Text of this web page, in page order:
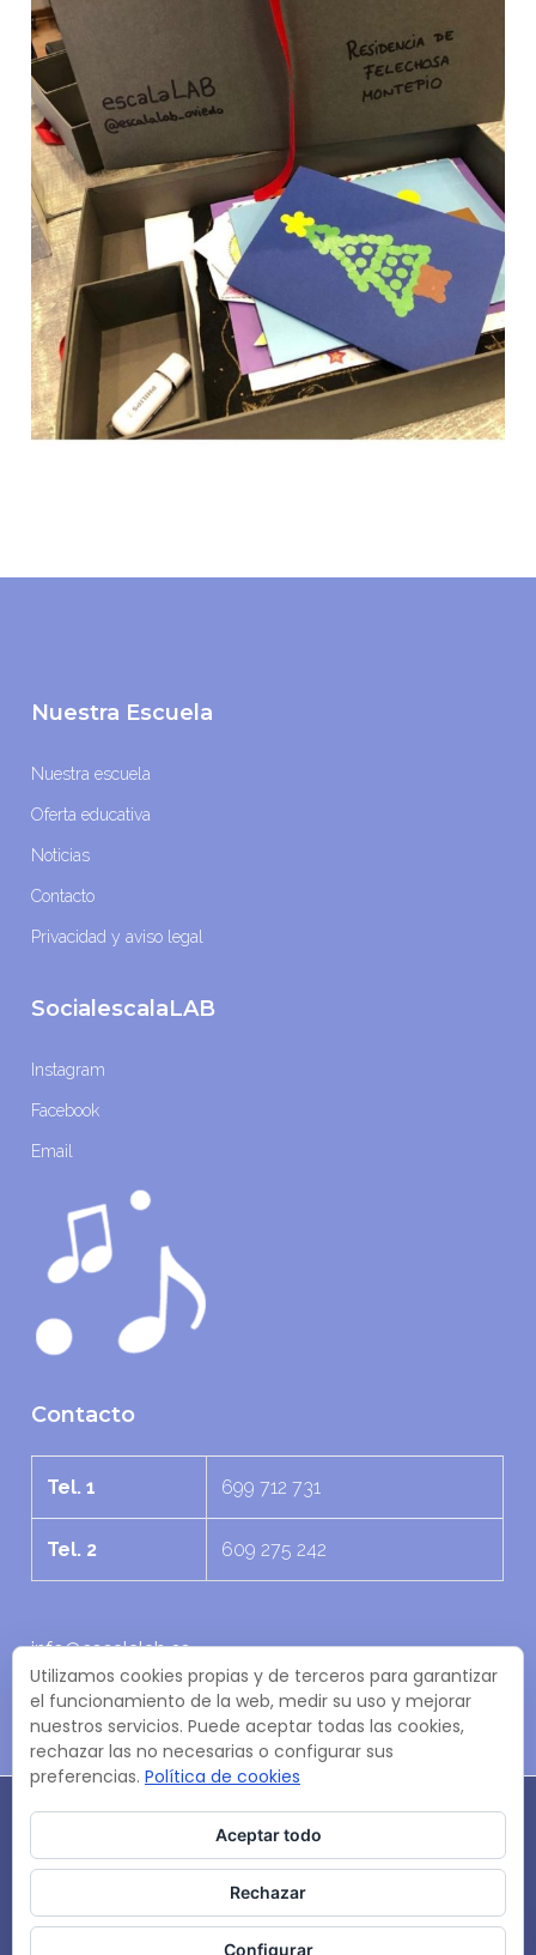
Nuestra Escuela
Nuestra escuela
Oferta educativa
Noticias
Contacto
Privacidad y aviso legal
SocialescalaLAB
Instagram
Facebook
Email
Contacto
Tel. 1 699 712 731
Tel. 2 609 275 242
info@escalalab.es
C. Armando Ojanguren, 1 - Oficina D 33002 Oviedo,
Asturias
Copyright © 2026 escalalab. All Rights Reserved.
Utilizamos cookies propias y de terceros para garantizar
el funcionamiento de la web, medir su uso y mejorar
nuestros servicios. Puede aceptar todas las cookies,
rechazar las no necesarias o configurar sus
preferencias. Política de cookies
Aceptar todo
Rechazar
Configurar